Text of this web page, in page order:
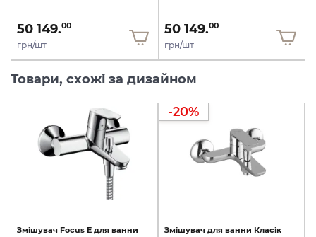
50 149.00
грн/шт
50 149.00
грн/шт
Товари, схожі за дизайном
Змішувач Focus E для ванни
-20%
Змішувач для ванни Класік